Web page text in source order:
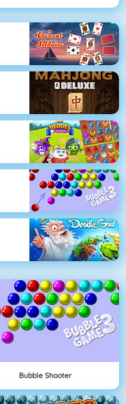
Bubble Shooter